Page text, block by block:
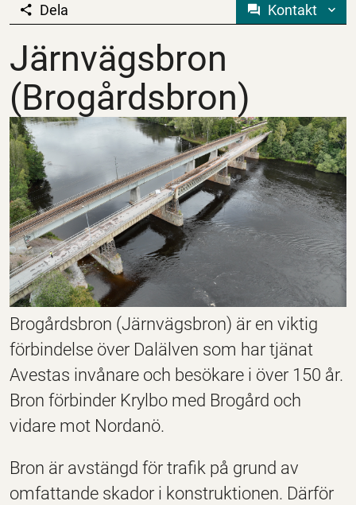
Järnvägsbron
Dela Kontakt
Järnvägsbron
(Brogårdsbron)
Brogårdsbron (Järnvägsbron) är en viktig
förbindelse över Dalälven som har tjänat
Avestas invånare och besökare i över 150 år.
Bron förbinder Krylbo med Brogård och
vidare mot Nordanö.
Bron är avstängd för trafik på grund av
omfattande skador i konstruktionen. Därför